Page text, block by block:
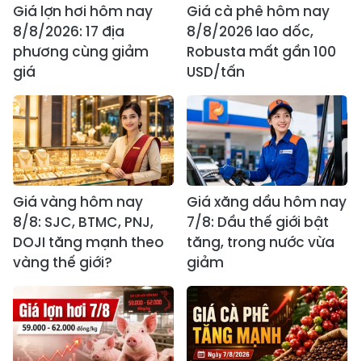
Giá lợn hơi hôm nay
8/8/2026: 17 địa
phương cùng giảm
giá
Giá cà phê hôm nay
8/8/2026 lao dốc,
Robusta mất gần 100
USD/tấn
Giá vàng hôm nay
8/8: SJC, BTMC, PNJ,
DOJI tăng mạnh theo
vàng thế giới?
Giá xăng dầu hôm nay
7/8: Dầu thế giới bật
tăng, trong nước vừa
giảm